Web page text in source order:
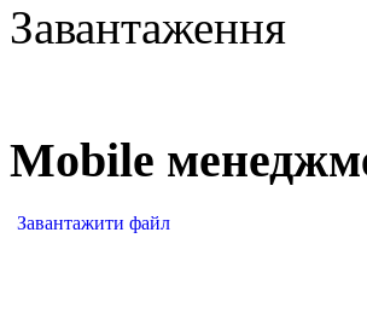
Завантаження
Mobile
Завантажити файл